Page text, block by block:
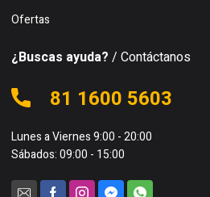
Ofertas
¿Buscas ayuda? / Contáctanos
81 1600 5603
Lunes a Viernes 9:00 - 20:00
Sábados: 09:00 - 15:00